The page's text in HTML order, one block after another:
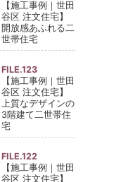
【施工事例｜世田
谷区 注文住宅】
開放感あふれる二
世帯住宅
FILE.123
【施工事例｜世田
谷区 注文住宅】
上質なデザインの
3階建て二世帯住
宅
FILE.122
【施工事例｜世田
谷区 注文住宅】